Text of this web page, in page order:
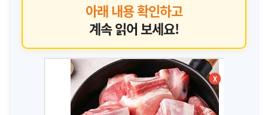
아래 내용 확인하고
계속 읽어 보세요!
X